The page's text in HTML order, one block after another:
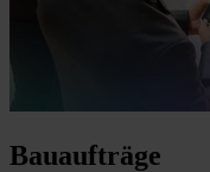
Bauaufträge